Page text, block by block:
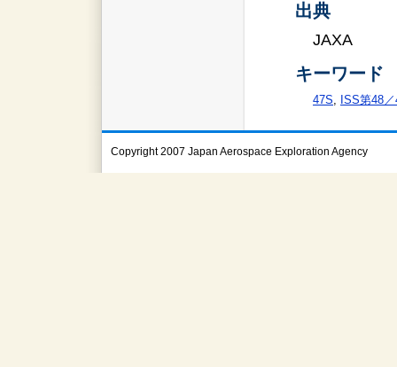
出典
JAXA
キーワード
47S, ISS第48
Copyright 2007 Japan Aerospace Exploration Agency